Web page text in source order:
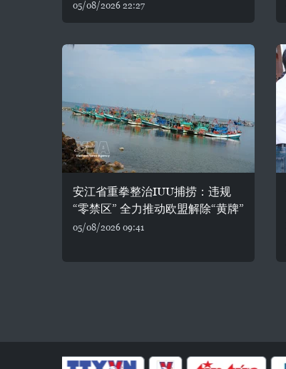
05/08/2026 22:27
安江省重拳整治IUU捕捞：违规
“零禁区” 全力推动欧盟解除“黄牌”
05/08/2026 09:41